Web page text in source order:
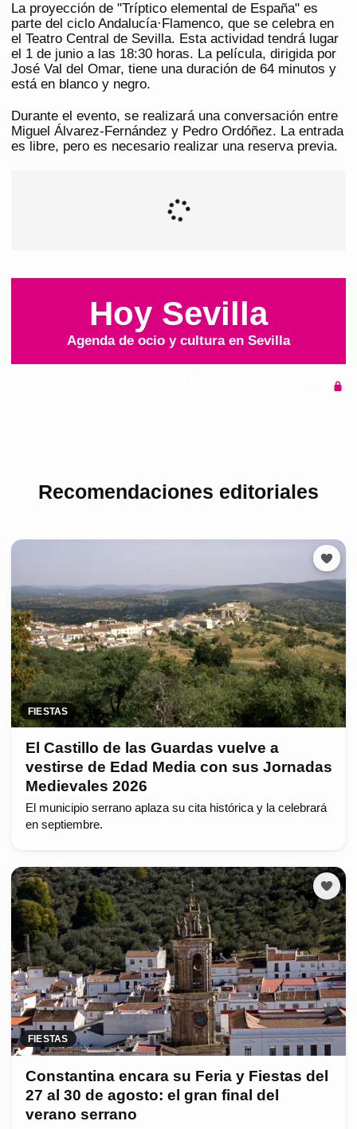
La proyección de "Tríptico elemental de España" es
parte del ciclo Andalucía·Flamenco, que se celebra en
el Teatro Central de Sevilla. Esta actividad tendrá lugar
el 1 de junio a las 18:30 horas. La película, dirigida por
José Val del Omar, tiene una duración de 64 minutos y
está en blanco y negro.
Durante el evento, se realizará una conversación entre
Miguel Álvarez-Fernández y Pedro Ordóñez. La entrada
es libre, pero es necesario realizar una reserva previa.
Recomendaciones editoriales
FIESTAS
El Castillo de las Guardas vuelve a
vestirse de Edad Media con sus Jornadas
Medievales 2026
El municipio serrano aplaza su cita histórica y la celebrará
en septiembre.
FIESTAS
Constantina encara su Feria y Fiestas del
27 al 30 de agosto: el gran final del
verano serrano